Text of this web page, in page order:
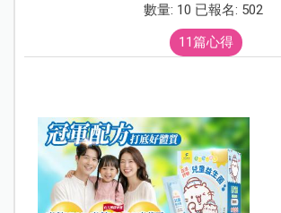
數量: 10 已報名: 502
11篇心得